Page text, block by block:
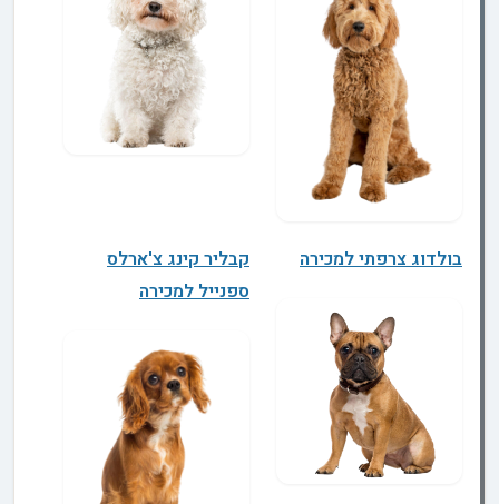
בולדוג צרפתי למכירה
קבליר קינג צ'ארלס
ספנייל למכירה